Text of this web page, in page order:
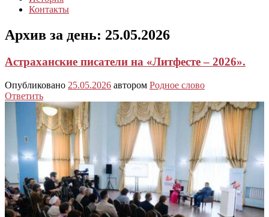
Контакты
Архив за день: 25.05.2026
Астраханские писатели на «Литфесте – 2026».
Опубликовано 25.05.2026 автором Родное слово
Ответить